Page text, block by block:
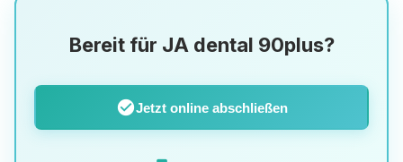
Bereit für JA dental 90plus?
check_circleJetzt online abschließen